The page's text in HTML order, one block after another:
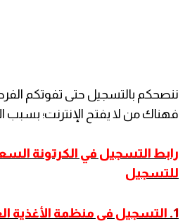
ننصحكم بالتسجيل حتى تفوتكم
فهناك من لا يفتح الإنترنت؛ بسبب
رابط التسجيل في الكرتونة
للتسجيل
1.